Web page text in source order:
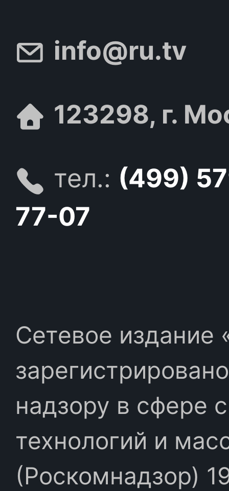
info@ru.tv
123298, г.
тел.: (499)
77-07
Сетевое издание
надзору в сфере
технологий и
(Роскомнадзор)